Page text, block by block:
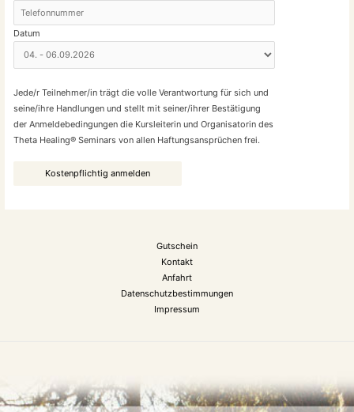
Datum
Jede/r Teilnehmer/in trägt die volle Verantwortung für sich und
seine/ihre Handlungen und stellt mit seiner/ihrer Bestätigung
der Anmeldebedingungen die Kursleiterin und Organisatorin des
Theta Healing® Seminars von allen Haftungsansprüchen frei.
Gutschein
Kontakt
Anfahrt
Datenschutzbestimmungen
Impressum